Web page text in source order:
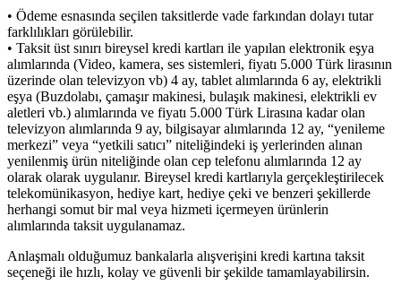
• Ödeme esnasında seçilen taksitlerde vade farkından dolayı tutar
farklılıkları görülebilir.
• Taksit üst sınırı bireysel kredi kartları ile yapılan elektronik eşya
alımlarında (Video, kamera, ses sistemleri, fiyatı 5.000 Türk lirasının
üzerinde olan televizyon vb) 4 ay, tablet alımlarında 6 ay, elektrikli
eşya (Buzdolabı, çamaşır makinesi, bulaşık makinesi, elektrikli ev
aletleri vb.) alımlarında ve fiyatı 5.000 Türk Lirasına kadar olan
televizyon alımlarında 9 ay, bilgisayar alımlarında 12 ay, “yenileme
merkezi” veya “yetkili satıcı” niteliğindeki iş yerlerinden alınan
yenilenmiş ürün niteliğinde olan cep telefonu alımlarında 12 ay
olarak olarak uygulanır. Bireysel kredi kartlarıyla gerçekleştirilecek
telekomünikasyon, hediye kart, hediye çeki ve benzeri şekillerde
herhangi somut bir mal veya hizmeti içermeyen ürünlerin
alımlarında taksit uygulanamaz.
Anlaşmalı olduğumuz bankalarla alışverişini kredi kartına taksit
seçeneği ile hızlı, kolay ve güvenli bir şekilde tamamlayabilirsin.